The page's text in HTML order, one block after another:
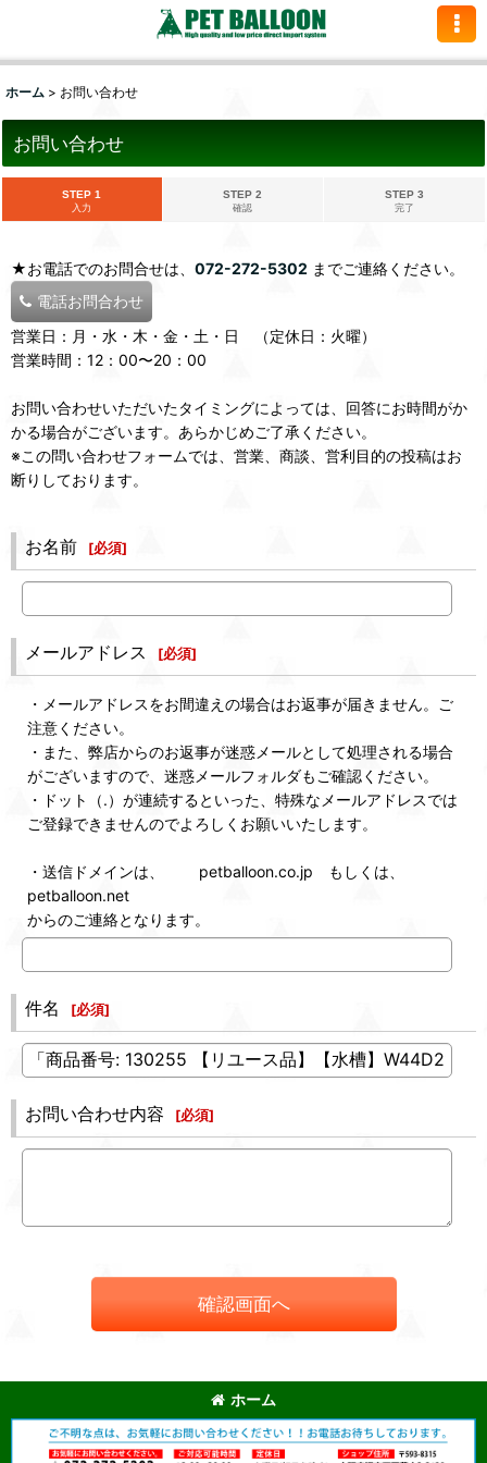
ホーム > お問い合わせ
お問い合わせ
STEP 1
入力
STEP 2
確認
STEP 3
完了
★お電話でのお問合せは、 072-272-5302 までご連絡ください。
電話お問合わせ
営業日：月・水・木・金・土・日 （定休日：火曜）
営業時間：12：00〜20：00
お問い合わせいただいたタイミングによっては、回答にお時間がか
かる場合がございます。あらかじめご了承ください。
※この問い合わせフォームでは、営業、商談、営利目的の投稿はお
断りしております。
お名前 [必須]
メールアドレス [必須]
・メールアドレスをお間違えの場合はお返事が届きません。ご
注意ください。
・また、弊店からのお返事が迷惑メールとして処理される場合
がございますので、迷惑メールフォルダもご確認ください。
・ドット（.）が連続するといった、特殊なメールアドレスでは
ご登録できませんのでよろしくお願いいたします。
・送信ドメインは、 petballoon.co.jp もしくは、
petballoon.net
からのご連絡となります。
件名 [必須]
お問い合わせ内容 [必須]
確認画面へ
ホーム